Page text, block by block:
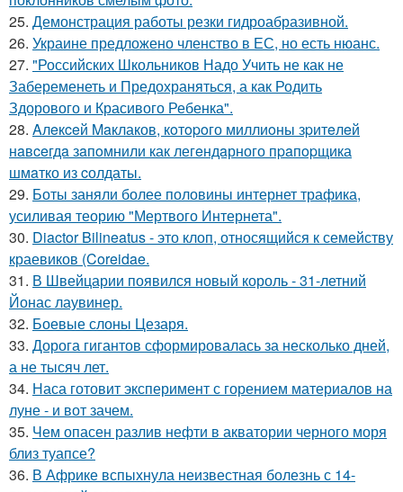
25. Демонстрация работы резки гидроабразивной.
26. Украине предложено членство в ЕС, но есть нюанс.
27. "Российских Школьников Надо Учить не как не
Забеременеть и Предохраняться, а как Родить
Здорового и Красивого Ребенка".
28. Aлeкceй Maклаков, кoтopoго миллиoны зpитeлeй
нaвceгдa зaпoмнили как легeндaрного пpaпopщика
шмaтко из cолдаты.
29. Боты заняли более половины интернет трафика,
усиливая теорию "Мертвого Интернета".
30. Diactor Bilineatus - это клоп, относящийся к семейству
краевиков (Coreidae.
31. В Швейцарии появился новый король - 31-летний
Йонас лаувинер.
32. Боевые слоны Цезаря.
33. Дорога гигантов сформировалась за несколько дней,
а не тысяч лет.
34. Наса готовит эксперимент с горением материалов на
луне - и вот зачем.
35. Чем опасен разлив нефти в акватории черного моря
близ туапсе?
36. В Африке вспыхнула неизвестная болезнь с 14-